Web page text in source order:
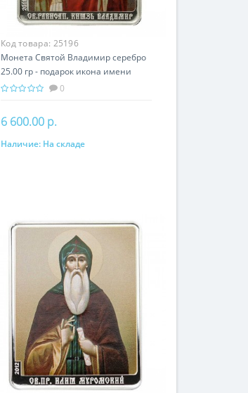
Код товара: 25196
Монета Святой Владимир серебро
25.00 гр - подарок икона имени
0
6 600.00 р.
В корзину
Наличие: На складе